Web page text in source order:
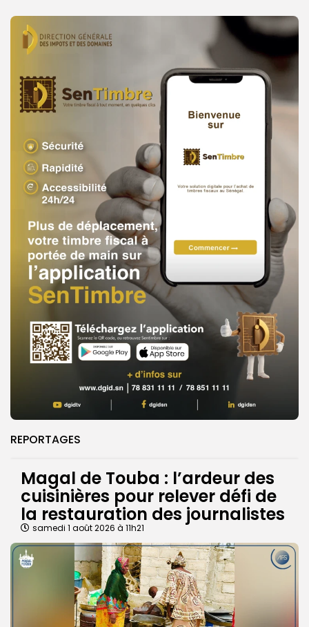
REPORTAGES
Magal de Touba : l’ardeur des
cuisinières pour relever défi de
la restauration des journalistes
samedi 1 août 2026 à 11h21